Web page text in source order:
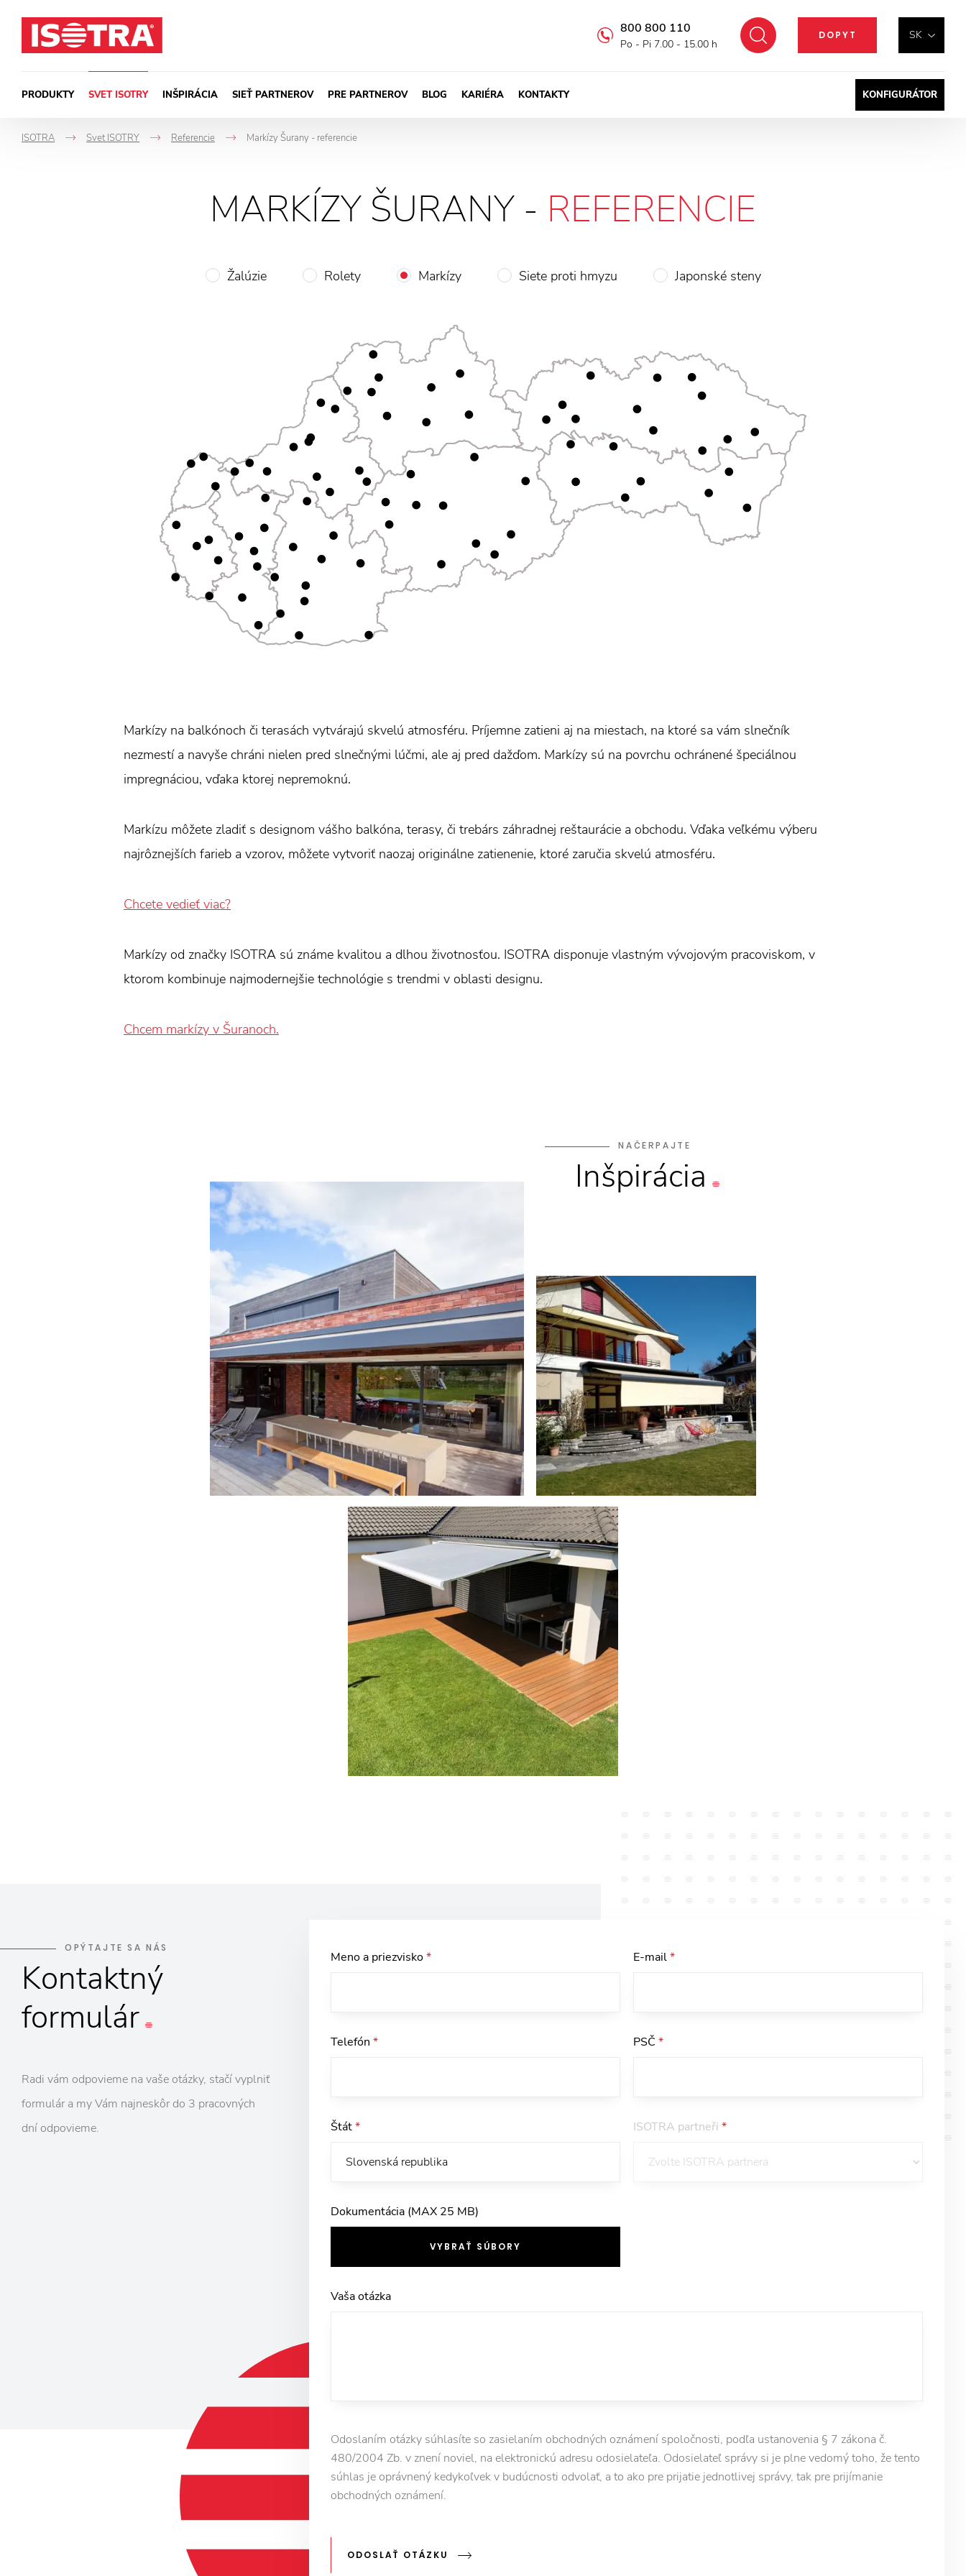
SK
DOPYT
Hľadať
800 800 110
Po - Pi 7.00 - 15.00 h
PRODUKTY SVET ISOTRY INŠPIRÁCIA SIEŤ PARTNEROV PRE PARTNEROV BLOG KARIÉRA KONTAKTY KONFIGURÁTOR
ISOTRA
->
Svet ISOTRY
->
Referencie Markízy Šurany - referencie
MARKÍZY ŠURANY - REFERENCIE
Žalúzie Rolety Markízy Siete proti hmyzu Japonské steny
Markízy na balkónoch či terasách vytvárajú skvelú atmosféru. Príjemne zatieni aj na miestach, na ktoré sa vám slnečník
nezmestí a navyše chráni nielen pred slnečnými lúčmi, ale aj pred dažďom. Markízy sú na povrchu ochránené špeciálnou
impregnáciou, vďaka ktorej nepremoknú.
Markízu môžete zladiť s designom vášho balkóna, terasy, či trebárs záhradnej reštaurácie a obchodu. Vďaka veľkému výberu
najrôznejších farieb a vzorov, môžete vytvoriť naozaj originálne zatienenie, ktoré zaručia skvelú atmosféru.
Chcete vedieť viac?
Markízy od značky ISOTRA sú známe kvalitou a dlhou životnosťou. ISOTRA disponuje vlastným vývojovým pracoviskom, v
ktorom kombinuje najmodernejšie technológie s trendmi v oblasti designu.
Chcem markízy v Šuranoch.
NAČERPAJTE
Inšpirácia
OPÝTAJTE SA NÁS
Kontaktný
formulár
Radi vám odpovieme na vaše otázky, stačí vyplniť
formulár a my Vám najneskôr do 3 pracovných
dní odpovieme.
Meno a priezvisko* E-mail*
Telefón * PSČ*
Štát* ISOTRA partneři*
Dokumentácia (MAX 25 MB)
VYBRAŤ SÚBORY
Vaša otázka
Odoslaním otázky súhlasíte so zasielaním obchodných oznámení spoločnosti, podľa ustanovenia § 7 zákona č.
480/2004 Zb. v znení noviel, na elektronickú adresu odosielateľa. Odosielateľ správy si je plne vedomý toho, že tento
súhlas je oprávnený kedykoľvek v budúcnosti odvolať, a to ako pre prijatie jednotlivej správy, tak pre prijímanie
obchodných oznámení.
ODOSLAŤ OTÁZKU